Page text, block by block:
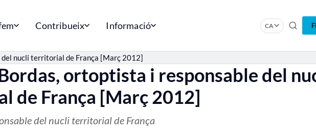
Contribueix Informació CA
nucli territorial de França [Març 2012]
ortoptista i responsable del
de França [Març 2012]
del nucli territorial de França